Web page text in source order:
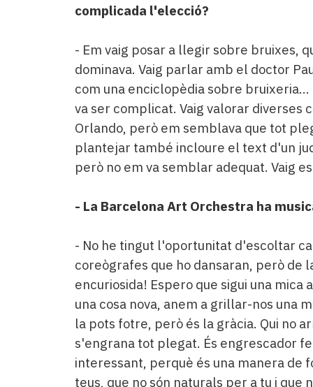
complicada l'elecció?
- Em vaig posar a llegir sobre bruixes,
dominava. Vaig parlar amb el doctor
com una enciclopèdia sobre
va ser complicat. Vaig valorar diverses
Orlando, però em semblava que tot
plantejar també incloure el text d'un
però no em va semblar adequat. Vaig
- La Barcelona Art Orchestra ha
- No he tingut l'oportunitat d'escoltar
coreògrafes que ho dansaran, però de
encuriosida! Espero que sigui una
una cosa nova, anem a grillar-nos una
la pots fotre, però és la gràcia. Qui no
s'engrana tot plegat. És engrescador
interessant, perquè és una manera de
teus, que no són naturals per a tu i que